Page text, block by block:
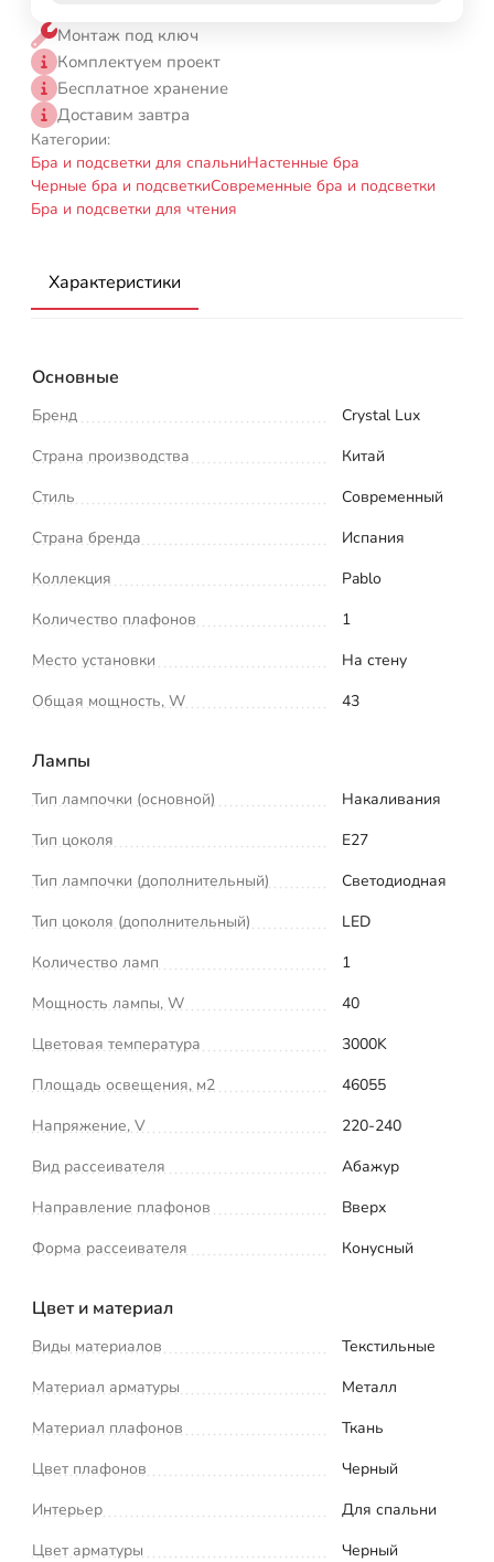
Монтаж под ключ
Комплектуем проект
Бесплатное хранение
Доставим завтра
Категории:
Бра и подсветки для спальниНастенные бра
Черные бра и подсветкиСовременные бра и подсветки
Бра и подсветки для чтения
Характеристики
Основные
Бренд
Crystal Lux
Страна производства
Китай
Стиль
Современный
Страна бренда
Испания
Коллекция
Pablo
Количество плафонов
1
Место установки
На стену
Общая мощность, W
43
Лампы
Тип лампочки (основной)
Накаливания
Тип цоколя
E27
Тип лампочки (дополнительный)
Светодиодная
Тип цоколя (дополнительный)
LED
Количество ламп
1
Мощность лампы, W
40
Цветовая температура
3000K
Площадь освещения, м2
46055
Напряжение, V
220-240
Вид рассеивателя
Абажур
Направление плафонов
Вверх
Форма рассеивателя
Конусный
Цвет и материал
Виды материалов
Текстильные
Материал арматуры
Металл
Материал плафонов
Ткань
Цвет плафонов
Черный
Интерьер
Для спальни
Цвет арматуры
Черный